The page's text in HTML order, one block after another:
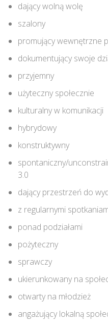
dający wolną wolę
szalony
promujący wewnętrzne
dokumentujący swoje
przyjemny
użyteczny społecznie
kulturalny w komunikacji
hybrydowy
konstruktywny
spontaniczny/
3.0
dający przestrzeń do
z regularnymi
ponad podziałami
pożyteczny
sprawczy
ukierunkowany na
otwarty na młodzież
angażujący lokalną